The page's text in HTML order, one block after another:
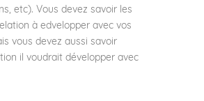
etc). Vous devez savoir les
à edvelopper avec vos
vous devez aussi savoir
il voudrait développer avec